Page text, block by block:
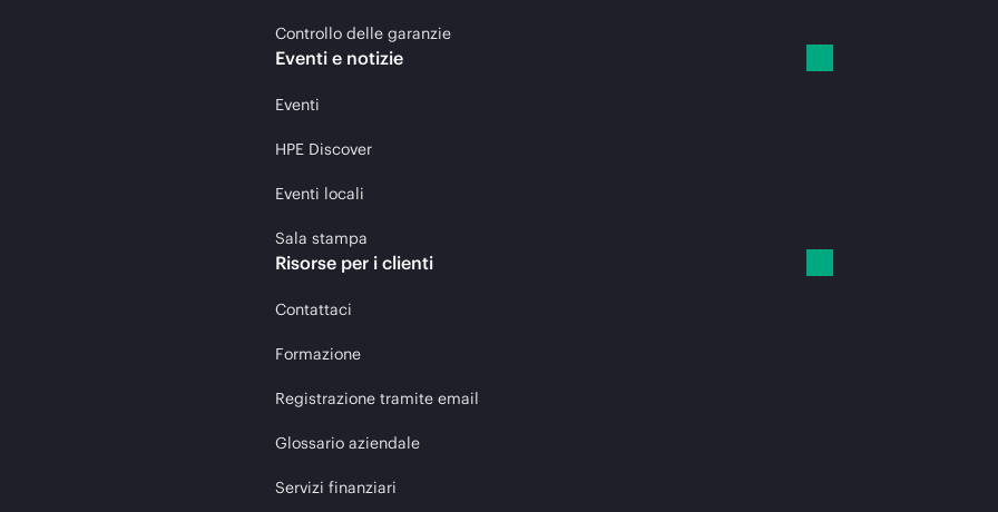
Controllo delle garanzie
Eventi e notizie
Eventi
HPE Discover
Eventi locali
Sala stampa
Risorse per i clienti
Contattaci
Formazione
Registrazione tramite email
Glossario aziendale
Servizi finanziari